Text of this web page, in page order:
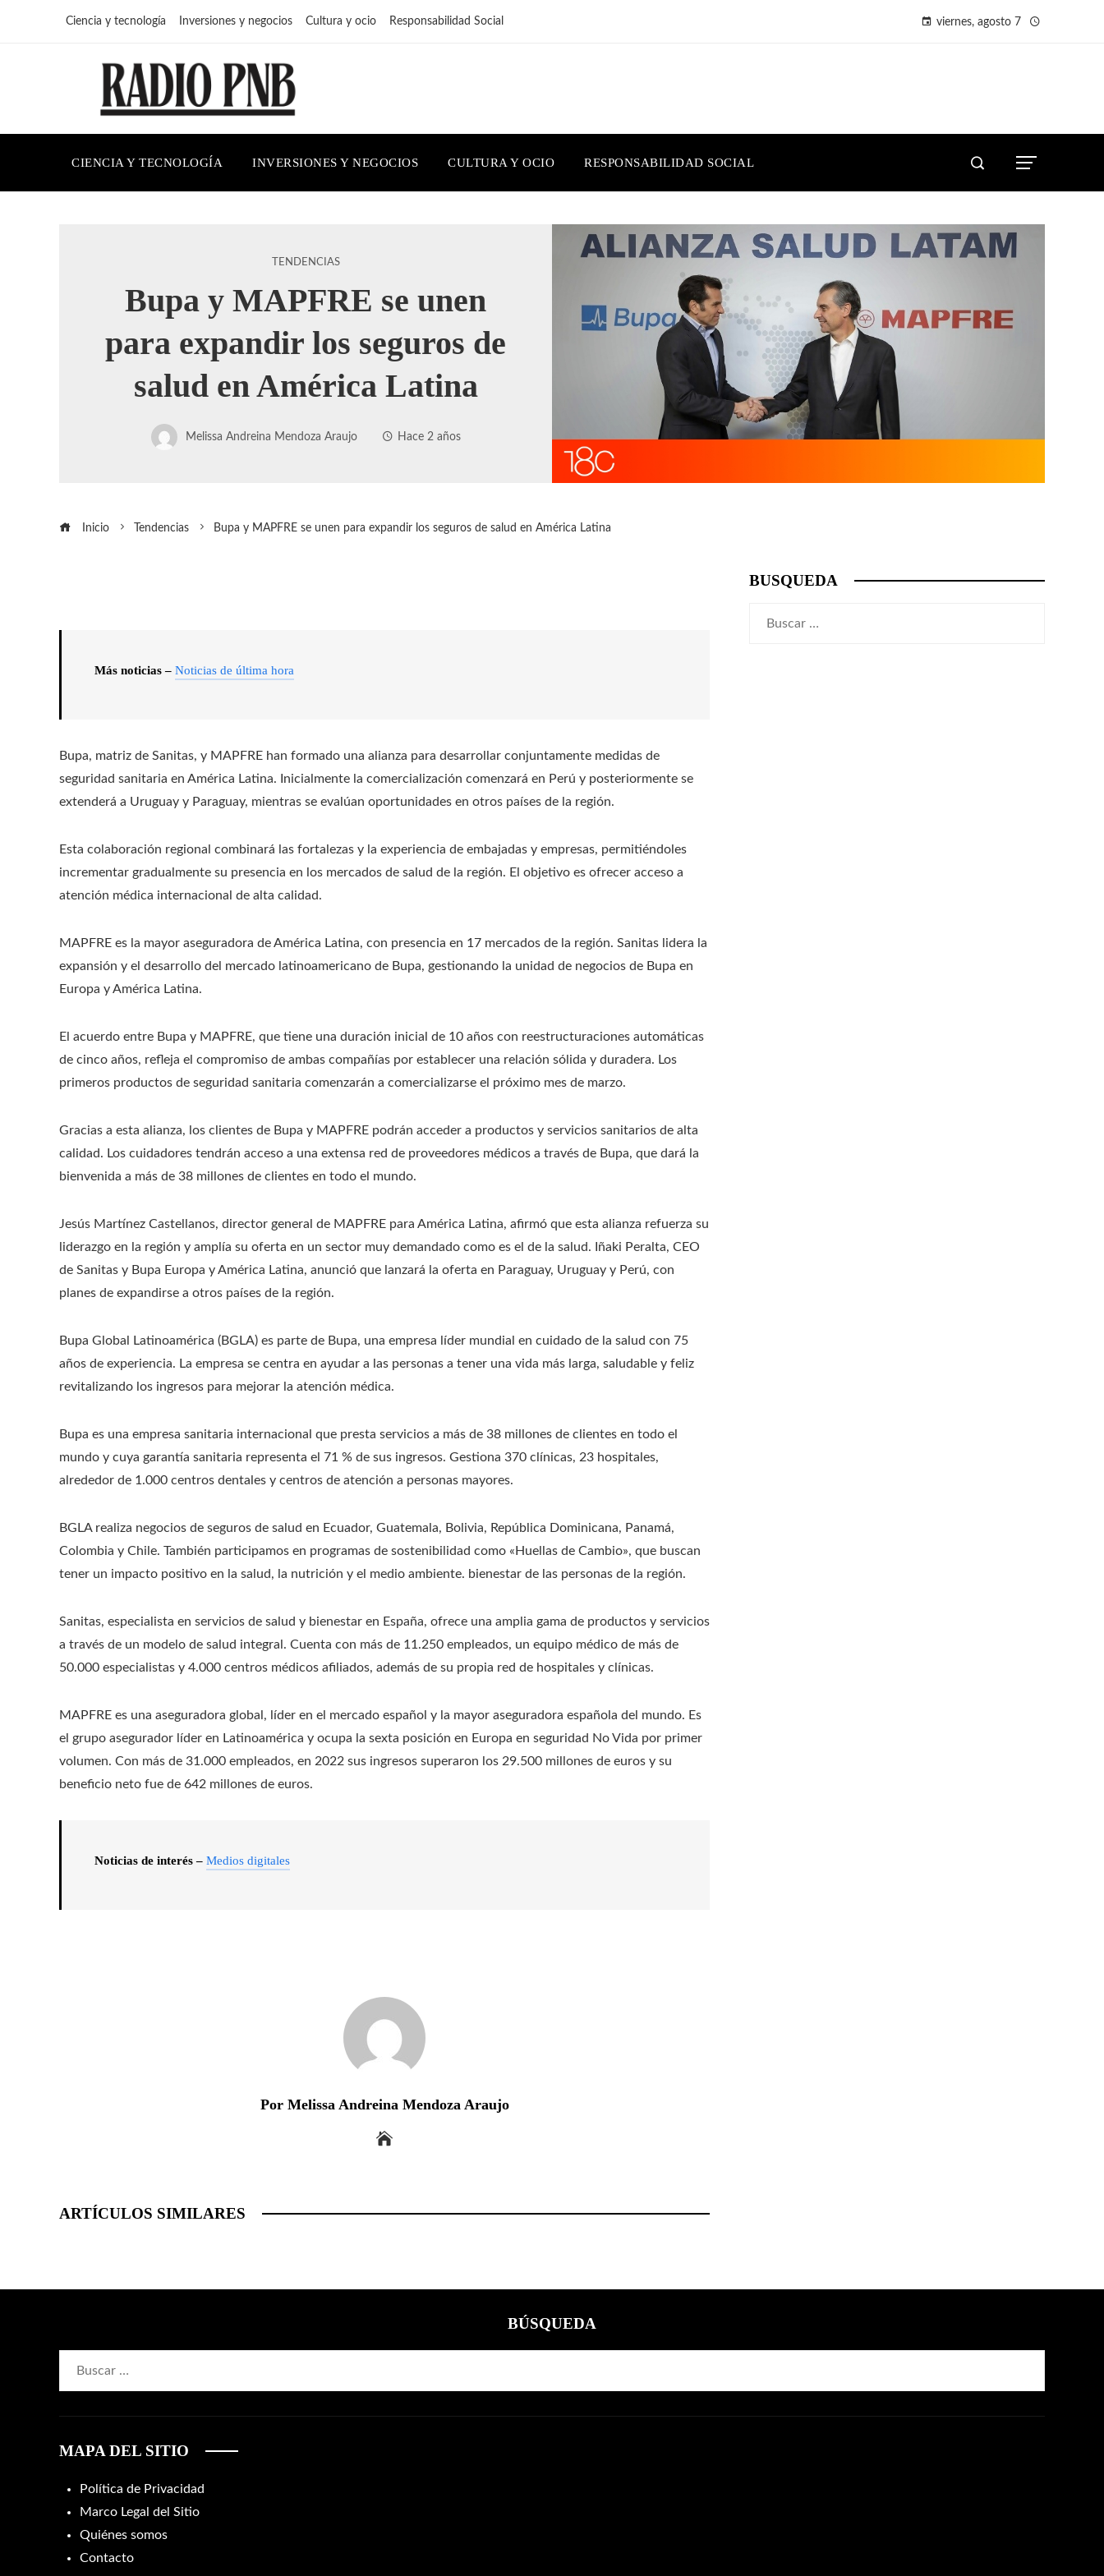
Ciencia y tecnología Inversiones y negocios Cultura y ocio Responsabilidad Social viernes, agosto 7
CIENCIA Y TECNOLOGÍA INVERSIONES Y NEGOCIOS CULTURA Y OCIO RESPONSABILIDAD SOCIAL
TENDENCIAS
Bupa y MAPFRE se unen
para expandir los seguros de
salud en América Latina
Melissa Andreina Mendoza Araujo Hace 2 años
Inicio Tendencias Bupa y MAPFRE se unen para expandir los seguros de salud en América Latina
Más noticias – Noticias de última hora
Bupa, matriz de Sanitas, y MAPFRE han formado una alianza para desarrollar conjuntamente medidas de
seguridad sanitaria en América Latina. Inicialmente la comercialización comenzará en Perú y posteriormente se
extenderá a Uruguay y Paraguay, mientras se evalúan oportunidades en otros países de la región.
Esta colaboración regional combinará las fortalezas y la experiencia de embajadas y empresas, permitiéndoles
incrementar gradualmente su presencia en los mercados de salud de la región. El objetivo es ofrecer acceso a
atención médica internacional de alta calidad.
MAPFRE es la mayor aseguradora de América Latina, con presencia en 17 mercados de la región. Sanitas lidera la
expansión y el desarrollo del mercado latinoamericano de Bupa, gestionando la unidad de negocios de Bupa en
Europa y América Latina.
El acuerdo entre Bupa y MAPFRE, que tiene una duración inicial de 10 años con reestructuraciones automáticas
de cinco años, refleja el compromiso de ambas compañías por establecer una relación sólida y duradera. Los
primeros productos de seguridad sanitaria comenzarán a comercializarse el próximo mes de marzo.
Gracias a esta alianza, los clientes de Bupa y MAPFRE podrán acceder a productos y servicios sanitarios de alta
calidad. Los cuidadores tendrán acceso a una extensa red de proveedores médicos a través de Bupa, que dará la
bienvenida a más de 38 millones de clientes en todo el mundo.
Jesús Martínez Castellanos, director general de MAPFRE para América Latina, afirmó que esta alianza refuerza su
liderazgo en la región y amplía su oferta en un sector muy demandado como es el de la salud. Iñaki Peralta, CEO
de Sanitas y Bupa Europa y América Latina, anunció que lanzará la oferta en Paraguay, Uruguay y Perú, con
planes de expandirse a otros países de la región.
Bupa Global Latinoamérica (BGLA) es parte de Bupa, una empresa líder mundial en cuidado de la salud con 75
años de experiencia. La empresa se centra en ayudar a las personas a tener una vida más larga, saludable y feliz
revitalizando los ingresos para mejorar la atención médica.
Bupa es una empresa sanitaria internacional que presta servicios a más de 38 millones de clientes en todo el
mundo y cuya garantía sanitaria representa el 71 % de sus ingresos. Gestiona 370 clínicas, 23 hospitales,
alrededor de 1.000 centros dentales y centros de atención a personas mayores.
BGLA realiza negocios de seguros de salud en Ecuador, Guatemala, Bolivia, República Dominicana, Panamá,
Colombia y Chile. También participamos en programas de sostenibilidad como «Huellas de Cambio», que buscan
tener un impacto positivo en la salud, la nutrición y el medio ambiente. bienestar de las personas de la región.
Sanitas, especialista en servicios de salud y bienestar en España, ofrece una amplia gama de productos y servicios
a través de un modelo de salud integral. Cuenta con más de 11.250 empleados, un equipo médico de más de
50.000 especialistas y 4.000 centros médicos afiliados, además de su propia red de hospitales y clínicas.
MAPFRE es una aseguradora global, líder en el mercado español y la mayor aseguradora española del mundo. Es
el grupo asegurador líder en Latinoamérica y ocupa la sexta posición en Europa en seguridad No Vida por primer
volumen. Con más de 31.000 empleados, en 2022 sus ingresos superaron los 29.500 millones de euros y su
beneficio neto fue de 642 millones de euros.
Noticias de interés – Medios digitales
Por Melissa Andreina Mendoza Araujo
ARTÍCULOS SIMILARES
BUSQUEDA
BÚSQUEDA
MAPA DEL SITIO
Política de Privacidad
Marco Legal del Sitio
Quiénes somos
Contacto